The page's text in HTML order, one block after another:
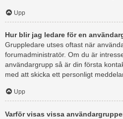
Upp
Hur blir jag ledare för en
Gruppledare utses oftast när
forumadministratör. Om du är
användargrupp så är din första
med att skicka ett personligt
Upp
Varför visas vissa